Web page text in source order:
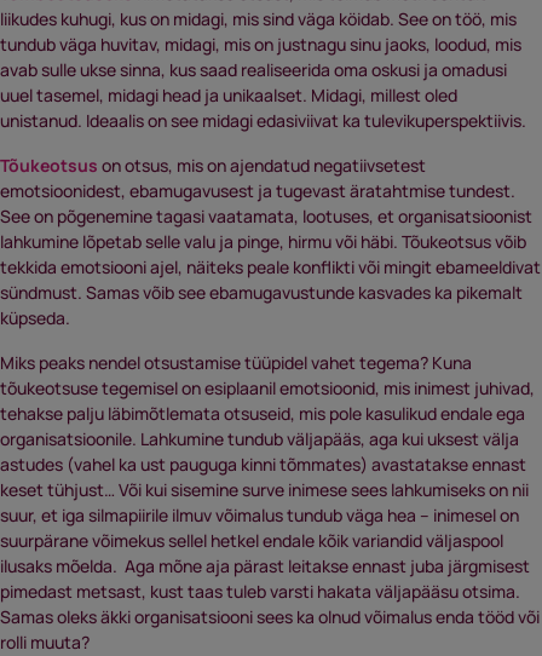
liikudes kuhugi, kus on midagi, mis sind väga köidab. See on töö, mis
tundub väga huvitav, midagi, mis on justnagu sinu jaoks, loodud, mis
avab sulle ukse sinna, kus saad realiseerida oma oskusi ja omadusi
uuel tasemel, midagi head ja unikaalset. Midagi, millest oled
unistanud. Ideaalis on see midagi edasiviivat ka tulevikuperspektiivis.
Tõukeotsus on otsus, mis on ajendatud negatiivsetest
emotsioonidest, ebamugavusest ja tugevast äratahtmise tundest.
See on põgenemine tagasi vaatamata, lootuses, et organisatsioonist
lahkumine lõpetab selle valu ja pinge, hirmu või häbi. Tõukeotsus võib
tekkida emotsiooni ajel, näiteks peale konflikti või mingit ebameeldivat
sündmust. Samas võib see ebamugavustunde kasvades ka pikemalt
küpseda.
Miks peaks nendel otsustamise tüüpidel vahet tegema? Kuna
tõukeotsuse tegemisel on esiplaanil emotsioonid, mis inimest juhivad,
tehakse palju läbimõtlemata otsuseid, mis pole kasulikud endale ega
organisatsioonile. Lahkumine tundub väljapääs, aga kui uksest välja
astudes (vahel ka ust pauguga kinni tõmmates) avastatakse ennast
keset tühjust… Või kui sisemine surve inimese sees lahkumiseks on nii
suur, et iga silmapiirile ilmuv võimalus tundub väga hea – inimesel on
suurpärane võimekus sellel hetkel endale kõik variandid väljaspool
ilusaks mõelda. Aga mõne aja pärast leitakse ennast juba järgmisest
pimedast metsast, kust taas tuleb varsti hakata väljapääsu otsima.
Samas oleks äkki organisatsiooni sees ka olnud võimalus enda tööd või
rolli muuta?